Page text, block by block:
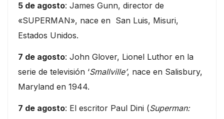
5 de agosto: James Gunn, director de
«SUPERMAN», nace en San Luis, Misuri,
Estados Unidos.
7 de agosto: John Glover, Lionel Luthor en la
serie de televisión ‘Smallville’, nace en Salisbury,
Maryland en 1944.
7 de agosto: El escritor Paul Dini (Superman: